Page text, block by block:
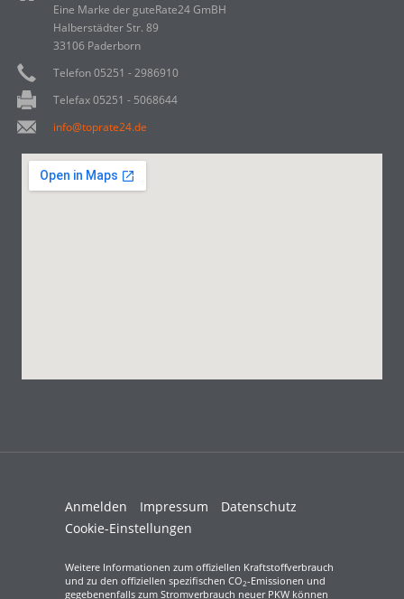
Eine Marke der guteRate24 GmBH
Halberstädter Str. 89
33106 Paderborn
Telefon 05251 - 2986910
Telefax 05251 - 5068644
info@toprate24.de
Anmelden Impressum
Datenschutz
Cookie-Einstellungen
Weitere Informationen zum offiziellen Kraftstoffverbrauch
und zu den offiziellen spezifischen CO2-Emissionen und
gegebenenfalls zum Stromverbrauch neuer PKW können